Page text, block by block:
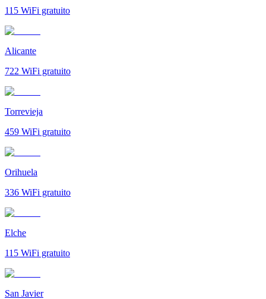
115 WiFi gratuito
Alicante
722 WiFi gratuito
Torrevieja
459 WiFi gratuito
Orihuela
336 WiFi gratuito
Elche
115 WiFi gratuito
San Javier